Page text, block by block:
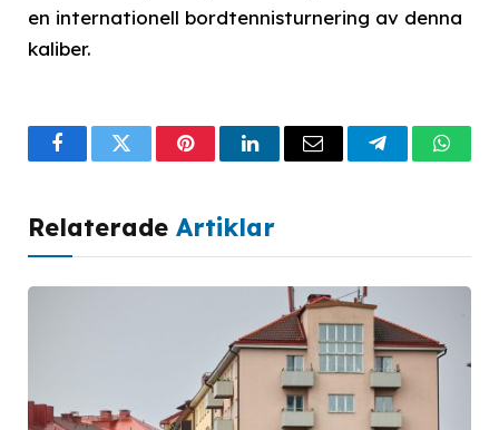
en internationell bordtennisturnering av denna
kaliber.
FacebookTwitterPinterestLinkedInEmail Telegram
Relaterade Artiklar